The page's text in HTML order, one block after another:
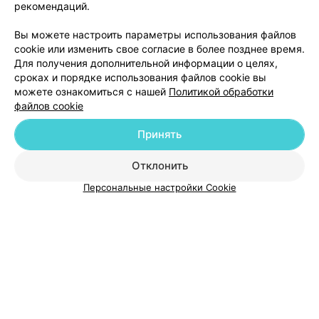
Добавить компанию
рекомендаций.
Вы можете настроить параметры использования файлов
cookie или изменить свое согласие в более позднее время.
Для получения дополнительной информации о целях,
сроках и порядке использования файлов cookie вы
можете ознакомиться с нашей Политикой обработки
файлов cookie
Отклонить
Принять
Персональные настройки Cookie